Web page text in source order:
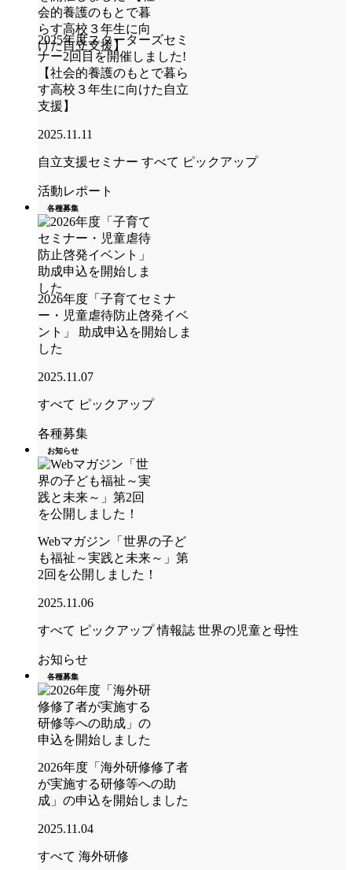
2025年度スターターズセミ
ナー2回目を開催しました!
【社会的養護のもとで暮ら
す高校３年生に向けた自立
支援】
2025.11.11
自立支援セミナー すべて ピックアップ
活動レポート
各種募集
2026年度「子育てセミナ
ー・児童虐待防止啓発イベ
ント」 助成申込を開始しま
した
2025.11.07
すべて ピックアップ
各種募集
お知らせ
Webマガジン「世界の子ど
も福祉～実践と未来～」第
2回を公開しました！
2025.11.06
すべて ピックアップ 情報誌 世界の児童と母性
お知らせ
各種募集
2026年度「海外研修修了者
が実施する研修等への助
成」の申込を開始しました
2025.11.04
すべて 海外研修